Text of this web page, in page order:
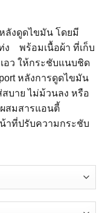
ลังดูดไขมัน โดยมี
ง พร้อมเนื้อผ้า ที่เก็บ
อว ให้กระชับแนบชิด
หลังการดูดไขมัน
บาย ไม่ม้วนลง หรือ
สมสารแอนตี้
าที่ปรับความกระชับ